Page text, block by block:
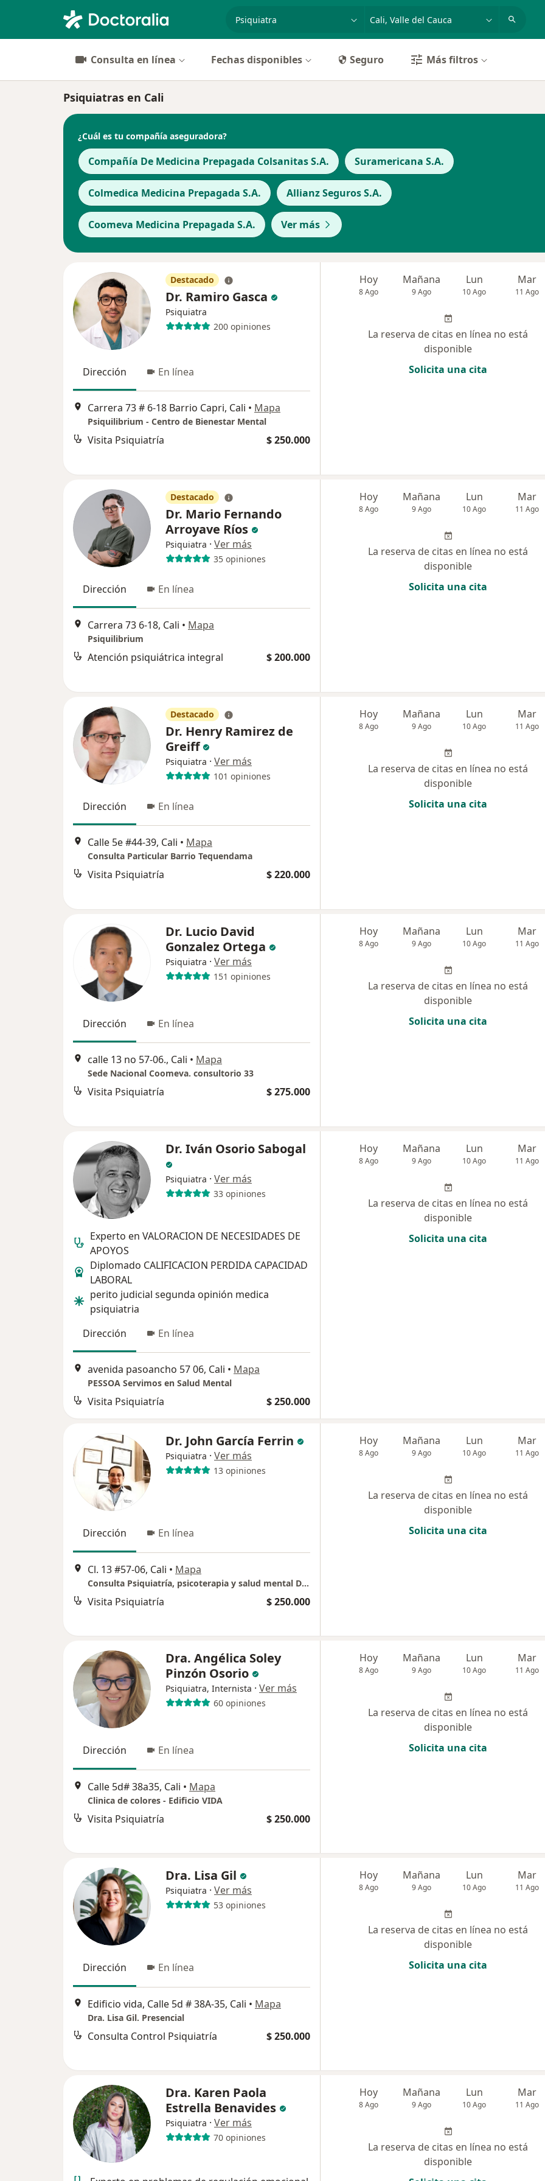
Consulta en línea Fechas disponibles Seguro Más filtros
Psiquiatras en Cali
¿Cuál es tu compañía aseguradora?
Compañía De Medicina Prepagada Colsanitas S.A. Suramericana S.A.
Colmedica Medicina Prepagada S.A. Allianz Seguros S.A.
Coomeva Medicina Prepagada S.A. Ver más
Destacado
Dr. Ramiro Gasca
Psiquiatra
200 opiniones
Dirección En línea
Carrera 73 # 6-18 Barrio Capri, Cali • Mapa
Psiquilibrium - Centro de Bienestar Mental
Visita Psiquiatría $ 250.000
Hoy
8 Ago
Mañana
9 Ago
Lun
10 Ago
Mar
11 Ago
La reserva de citas en línea no está
disponible
Solicita una cita
Destacado
Dr. Mario Fernando
Arroyave Ríos
Psiquiatra · Ver más
35 opiniones
Dirección En línea
Carrera 73 6-18, Cali • Mapa
Psiquilibrium
Atención psiquiátrica integral $ 200.000
Hoy
8 Ago
Mañana
9 Ago
Lun
10 Ago
Mar
11 Ago
La reserva de citas en línea no está
disponible
Solicita una cita
Destacado
Dr. Henry Ramirez de
Greiff
Psiquiatra · Ver más
101 opiniones
Dirección En línea
Calle 5e #44-39, Cali • Mapa
Consulta Particular Barrio Tequendama
Visita Psiquiatría $ 220.000
Hoy
8 Ago
Mañana
9 Ago
Lun
10 Ago
Mar
11 Ago
La reserva de citas en línea no está
disponible
Solicita una cita
Dr. Lucio David
Gonzalez Ortega
Psiquiatra · Ver más
151 opiniones
Dirección En línea
calle 13 no 57-06., Cali • Mapa
Sede Nacional Coomeva. consultorio 33
Visita Psiquiatría $ 275.000
Hoy
8 Ago
Mañana
9 Ago
Lun
10 Ago
Mar
11 Ago
La reserva de citas en línea no está
disponible
Solicita una cita
Dr. Iván Osorio Sabogal
Psiquiatra · Ver más
33 opiniones
Experto en VALORACION DE NECESIDADES DE
APOYOS
Diplomado CALIFICACION PERDIDA CAPACIDAD
LABORAL
perito judicial segunda opinión medica
psiquiatria
Dirección
En línea
avenida pasoancho 57 06, Cali • Mapa
PESSOA Servimos en Salud Mental
Visita Psiquiatría $ 250.000
Hoy
8 Ago
Mañana
9 Ago
Lun
10 Ago
Mar
11 Ago
La reserva de citas en línea no está
disponible
Solicita una cita
Dr. John García Ferrin
Psiquiatra · Ver más
13 opiniones
Dirección En línea
Cl. 13 #57-06, Cali • Mapa
Consulta Psiquiatría, psicoterapia y salud mental Dr. John García Ferrín
Visita Psiquiatría $ 250.000
Hoy
8 Ago
Mañana
9 Ago
Lun
10 Ago
Mar
11 Ago
La reserva de citas en línea no está
disponible
Solicita una cita
Dra. Angélica Soley
Pinzón Osorio
Psiquiatra, Internista · Ver más
60 opiniones
Dirección En línea
Calle 5d# 38a35, Cali • Mapa
Clinica de colores - Edificio VIDA
Visita Psiquiatría $ 250.000
Hoy
8 Ago
Mañana
9 Ago
Lun
10 Ago
Mar
11 Ago
La reserva de citas en línea no está
disponible
Solicita una cita
Dra. Lisa Gil
Psiquiatra · Ver más
53 opiniones
Dirección En línea
Edificio vida, Calle 5d # 38A-35, Cali • Mapa
Dra. Lisa Gil. Presencial
Consulta Control Psiquiatría $ 250.000
Hoy
8 Ago
Mañana
9 Ago
Lun
10 Ago
Mar
11 Ago
La reserva de citas en línea no está
disponible
Solicita una cita
Dra. Karen Paola
Estrella Benavides
Psiquiatra · Ver más
70 opiniones
Hoy
8 Ago
Mañana
9 Ago
Lun
10 Ago
Mar
11 Ago
La reserva de citas en línea no está
disponible